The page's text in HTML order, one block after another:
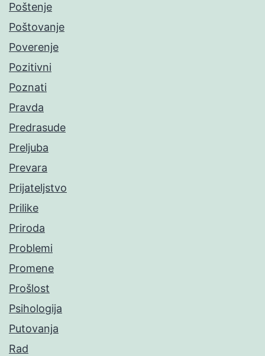
Poštenje
Poštovanje
Poverenje
Pozitivni
Poznati
Pravda
Predrasude
Preljuba
Prevara
Prijateljstvo
Prilike
Priroda
Problemi
Promene
Prošlost
Psihologija
Putovanja
Rad